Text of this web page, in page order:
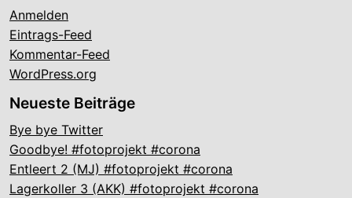
Anmelden
Eintrags-Feed
Kommentar-Feed
WordPress.org
Neueste Beiträge
Bye bye Twitter
Goodbye! #fotoprojekt #corona
Entleert 2 (MJ) #fotoprojekt #corona
Lagerkoller 3 (AKK) #fotoprojekt #corona